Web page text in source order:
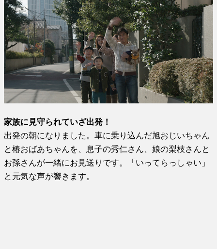
家族に見守られていざ出発！
出発の朝になりました。車に乗り込んだ旭おじいちゃん
と椿おばあちゃんを、息子の秀仁さん、娘の梨枝さんと
お孫さんが一緒にお見送りです。「いってらっしゃい」
と元気な声が響きます。